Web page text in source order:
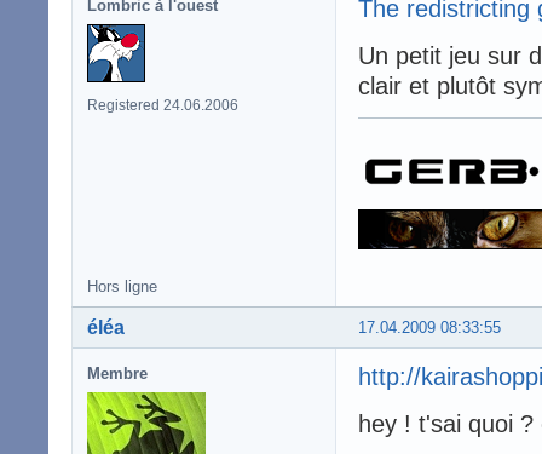
Lombric à l'ouest
Registered 24.06.2006
The redistricting
Un petit jeu sur
clair et plutôt
Hors ligne
17.04.2009 08:33:55
éléa
Membre
http://
hey ! t'sai quoi